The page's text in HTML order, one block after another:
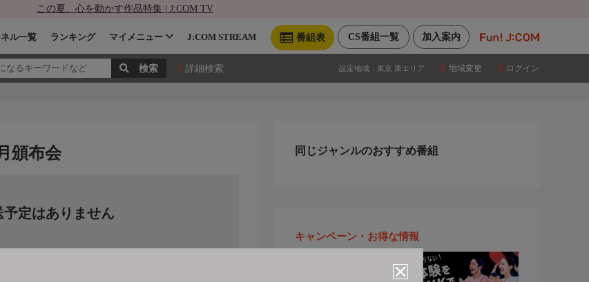
この夏、心を動かす作品特集 | J:COM TV
加入案内
CS番組一覧
番組表
ル一覧 ランキング マイメニュー J:COM STREAM
詳細検索 設定地域： 東京 東エリア 地域変更 ログイン
頒布会
予定はありません
同じジャンルのおすすめ番組
キャンペーン・お得な情報